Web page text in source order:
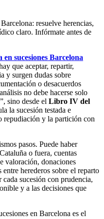
resuelve herencias,
claro. Infórmate antes de
en sucesiones Barcelona
que aceptar, repartir,
y surgen dudas sobre
o desacuerdos
no debe hacerse solo
sino desde el Libro IV del
la sucesión testada e
repudiación y la partición con
pasos. Puede haber
o fuera, cuentas
valoración, donaciones
herederos sobre el reparto
sucesión con prudencia,
y a las decisiones que
en Barcelona es el